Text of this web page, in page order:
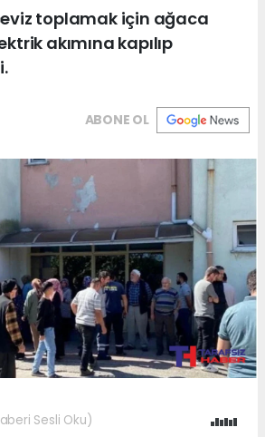
toplamak için ağaca
akımına kapılıp
ABONE OL
Sesli Oku)